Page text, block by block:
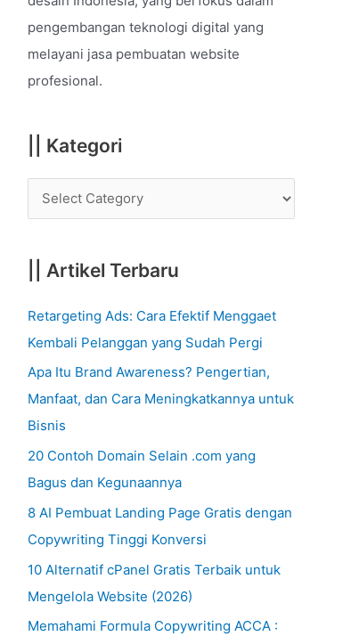
o
r
:
pengembangan teknologi digital yang
melayani jasa pembuatan website
profesional.
|| Kategori
|| Artikel Terbaru
Retargeting Ads: Cara Efektif Menggaet
Kembali Pelanggan yang Sudah Pergi
Apa Itu Brand Awareness? Pengertian,
Manfaat, dan Cara Meningkatkannya untuk
Bisnis
20 Contoh Domain Selain .com yang
Bagus dan Kegunaannya
8 AI Pembuat Landing Page Gratis dengan
Copywriting Tinggi Konversi
10 Alternatif cPanel Gratis Terbaik untuk
Mengelola Website (2026)
Memahami Formula Copywriting ACCA :